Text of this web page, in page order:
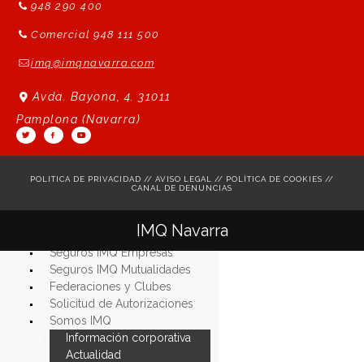
948 290 400
Comercial 948 111 500
imq@imqnavarra.com
Avda. Bayona, 4. 31011
Pamplona (Navarra)
POLITICA DE PRIVACIDAD // AVISO LEGAL // POLÍTICA DE COOKIES //
CANAL DE DENUNCIAS
IMQ Navarra
Seguros IMQ Autónomos
Seguros IMQ Empresas
Seguros IMQ Mutualidades
Federaciones y Clubes
Solicitud de Autorizaciones
Somos
IMQ
Información corporativa
Actualidad